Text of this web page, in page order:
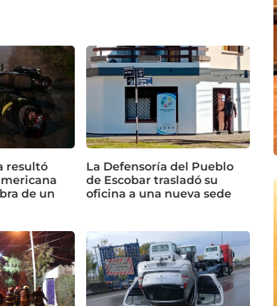
resultó
de un
La Defensoría del Pueblo
de Escobar trasladó su
oficina a una nueva sede